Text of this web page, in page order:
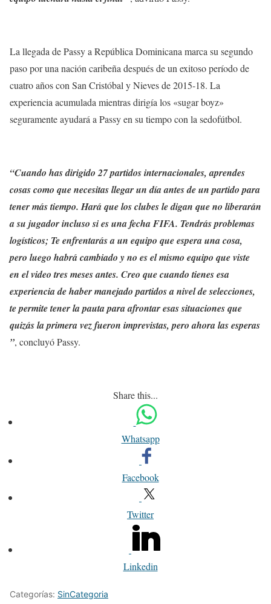
La llegada de Passy a República Dominicana marca su segundo
paso por una nación caribeña después de un exitoso período de
cuatro años con San Cristóbal y Nieves de 2015-18. La
experiencia acumulada mientras dirigía los «sugar boyz»
seguramente ayudará a Passy en su tiempo con la sedofútbol.
“Cuando has dirigido 27 partidos internacionales, aprendes
cosas como que necesitas llegar un día antes de un partido para
tener más tiempo. Hará que los clubes le digan que no liberarán
a su jugador incluso si es una fecha FIFA. Tendrás problemas
logísticos; Te enfrentarás a un equipo que espera una cosa,
pero luego habrá cambiado y no es el mismo equipo que viste
en el video tres meses antes. Creo que cuando tienes esa
experiencia de haber manejado partidos a nivel de selecciones,
te permite tener la pauta para afrontar esas situaciones que
quizás la primera vez fueron imprevistas, pero ahora las esperas
”, concluyó Passy.
Share this...
Whatsapp
Facebook
Twitter
Linkedin
Categorías: SinCategoria